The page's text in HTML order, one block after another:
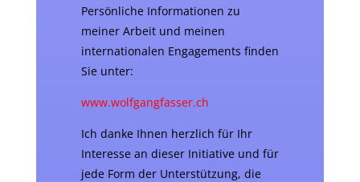
Persönliche Informationen zu
meiner Arbeit und meinen
internationalen Engagements finden
Sie unter:
www.wolfgangfasser.ch
Ich danke Ihnen herzlich für Ihr
Interesse an dieser Initiative und für
jede Form der Unterstützung, die